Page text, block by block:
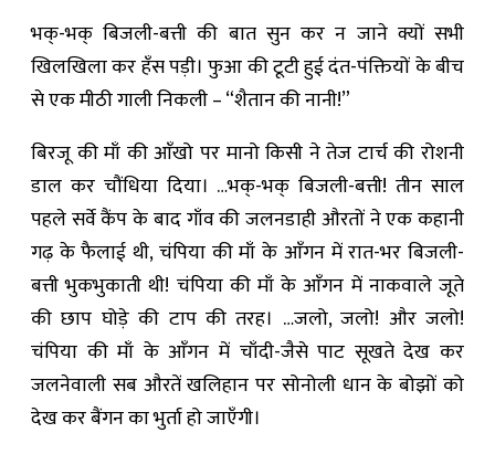
भक्-भक् बिजली-बत्ती की बात सुन कर न जाने क्यों सभी
खिलखिला कर हँस पड़ी। फुआ की टूटी हुई दंत-पंक्तियों के बीच
से एक मीठी गाली निकली – “शैतान की नानी!”
बिरजू की माँ की आँखो पर मानो किसी ने तेज टार्च की रोशनी
डाल कर चौंधिया दिया। …भक्-भक् बिजली-बत्ती! तीन साल
पहले सर्वे कैंप के बाद गाँव की जलनडाही औरतों ने एक कहानी
गढ़ के फैलाई थी, चंपिया की माँ के आँगन में रात-भर बिजली-
बत्ती भुकभुकाती थी! चंपिया की माँ के आँगन में नाकवाले जूते
की छाप घोड़े की टाप की तरह। …जलो, जलो! और जलो!
चंपिया की माँ के आँगन में चाँदी-जैसे पाट सूखते देख कर
जलनेवाली सब औरतें खलिहान पर सोनोली धान के बोझों को
देख कर बैंगन का भुर्ता हो जाएँगी।